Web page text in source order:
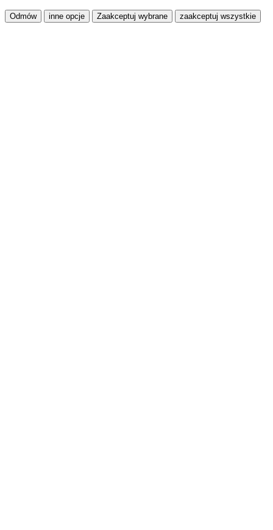
Odmów inne opcje Zaakceptuj wybrane zaakceptuj wszystkie